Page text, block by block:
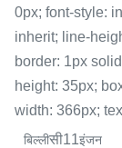
0px; font-style:
inherit; line-
border: 1px
height: 35px;
width: 366px;
बिल्लीसी11इंजन